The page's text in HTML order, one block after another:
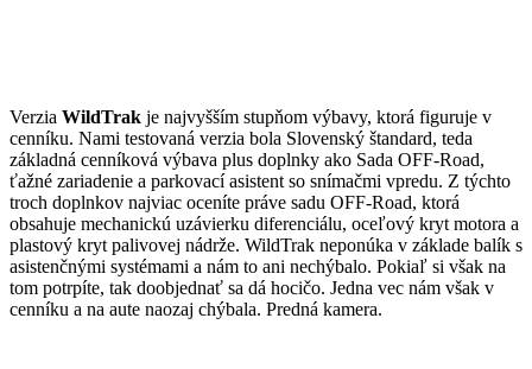
Verzia WildTrak je najvyšším stupňom výbavy, ktorá figuruje v
cenníku. Nami testovaná verzia bola Slovenský štandard, teda
základná cenníková výbava plus doplnky ako Sada OFF-Road,
ťažné zariadenie a parkovací asistent so snímačmi vpredu. Z týchto
troch doplnkov najviac oceníte práve sadu OFF-Road, ktorá
obsahuje mechanickú uzávierku diferenciálu, oceľový kryt motora a
plastový kryt palivovej nádrže. WildTrak neponúka v základe balík s
asistenčnými systémami a nám to ani nechýbalo. Pokiaľ si však na
tom potrpíte, tak doobjednať sa dá hocičo. Jedna vec nám však v
cenníku a na aute naozaj chýbala. Predná kamera.